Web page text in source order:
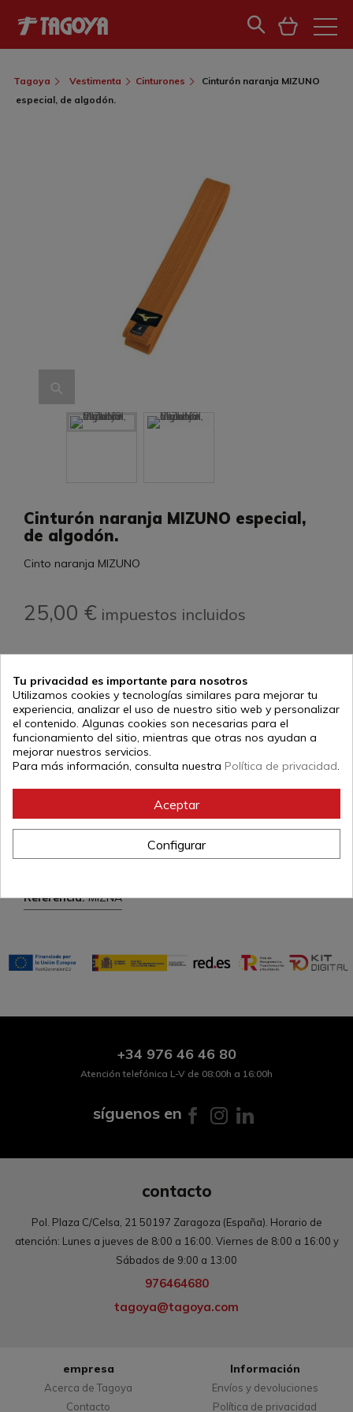
Tagoya Vestimenta Cinturones
Cinturón naranja MIZUNO
especial, de algodón.
Cinturón naranja MIZUNO especial,
de algodón.
Cinto naranja MIZUNO
25,00 € impuestos incluidos
descripción
Cinturón naranja de Mizuno, fabricado en algodón.
Anchura: 4.2cm
La talla 3 mide 255cms, talla 3.5 mide 265cm y cada una
de las tallas restantes tiene una longitud extra de 10cms.
Mizuno es una prestigiosa marca deportiva de Japón muy
Mizuno habitualmente va variando el etiquetado y color
del producto por lo que la imagen publicada a veces
podría no coincidir: dependerá de las tallas disponibles en
Referencia: MIZNA
+34 976 46 46 80
Atención telefónica L-V de 08:00h a 16:00h
síguenos en
contacto
Pol. Plaza C/Celsa, 21 50197 Zaragoza (España). Horario de
atención: Lunes a jueves de 8:00 a 16:00. Viernes de 8:00 a 16:00 y
Sábados de 9:00 a 13:00
976464680
tagoya@tagoya.com
empresa
Acerca de Tagoya
Contacto
Información
Envíos y devoluciones
Política de privacidad
Tu privacidad es importante para nosotros
Utilizamos cookies y tecnologías similares para mejorar tu
experiencia, analizar el uso de nuestro sitio web y personalizar
el contenido. Algunas cookies son necesarias para el
funcionamiento del sitio, mientras que otras nos ayudan a
mejorar nuestros servicios.
Para más información, consulta nuestra Política de privacidad.
Aceptar
Configurar